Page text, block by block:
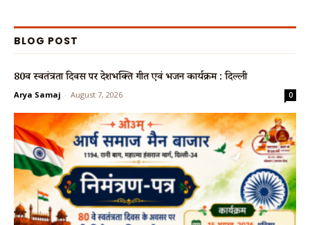
BLOG POST
80वें स्वतंत्रता दिवस पर देशभक्ति गीत एवं भजन कार्यक्रम : दिल्ली
Arya Samaj - August 7, 2026 0